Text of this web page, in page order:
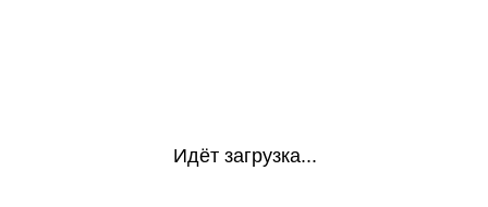
Идёт загрузка...